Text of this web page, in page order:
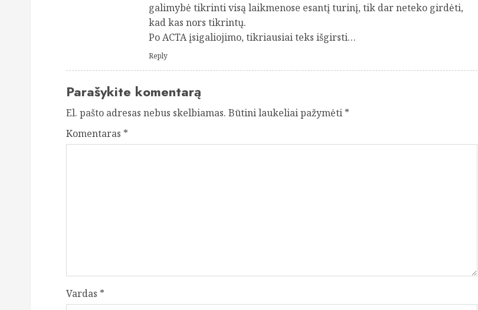
galimybė tikrinti visą laikmenose esantį turinį, tik dar neteko girdėti,
kad kas nors tikrintų.
Po ACTA įsigaliojimo, tikriausiai teks išgirsti…
Reply
Parašykite komentarą
El. pašto adresas nebus skelbiamas. Būtini laukeliai pažymėti *
Komentaras *
Vardas *